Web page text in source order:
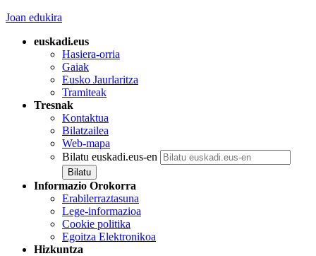
Joan edukira
euskadi.eus
Hasiera-orria
Gaiak
Eusko Jaurlaritza
Tramiteak
Tresnak
Kontaktua
Bilatzailea
Web-mapa
Bilatu euskadi.eus-en
Informazio Orokorra
Erabilerraztasuna
Lege-informazioa
Cookie politika
Egoitza Elektronikoa
Hizkuntza